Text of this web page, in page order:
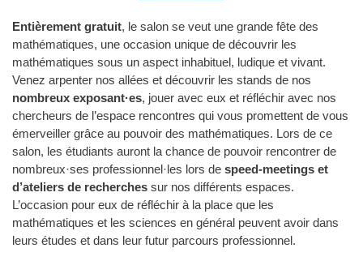
Entièrement gratuit, le salon se veut une grande fête des
mathématiques, une occasion unique de découvrir les
mathématiques sous un aspect inhabituel, ludique et vivant.
Venez arpenter nos allées et découvrir les stands de nos
nombreux exposant·es, jouer avec eux et réfléchir avec nos
chercheurs de l’espace rencontres qui vous promettent de vous
émerveiller grâce au pouvoir des mathématiques. Lors de ce
salon, les étudiants auront la chance de pouvoir rencontrer de
nombreux·ses professionnel·les lors de speed-meetings et
d’ateliers de recherches sur nos différents espaces.
L’occasion pour eux de réfléchir à la place que les
mathématiques et les sciences en général peuvent avoir dans
leurs études et dans leur futur parcours professionnel.